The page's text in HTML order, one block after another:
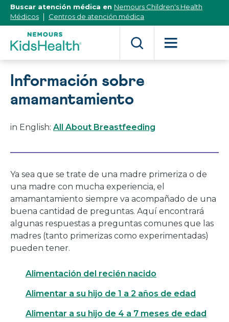
[Skip
Content]
Buscar atención médica en Nemours Children's Health
Médicos
Centros de atención médica
Información sobre
amamantamiento
in English: All About Breastfeeding
Ya sea que se trate de una madre primeriza o de
una madre con mucha experiencia, el
amamantamiento siempre va acompañado de una
buena cantidad de preguntas. Aquí encontrará
algunas respuestas a preguntas comunes que las
madres (tanto primerizas como experimentadas)
pueden tener.
Alimentación del recién nacido
Alimentar a su hijo de 1 a 2 años de edad
Alimentar a su hijo de 4 a 7 meses de edad